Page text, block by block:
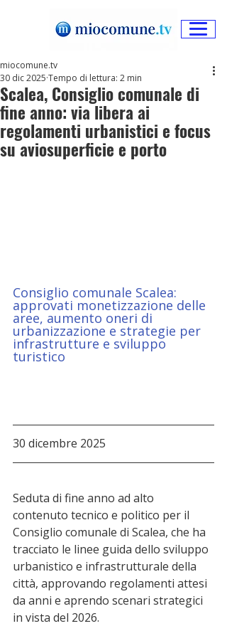
Scalea, Consiglio comunale di
fine anno: via libera ai
regolamenti urbanistici e focus
su aviosuperficie e porto
miocomune.tv
30 dic 2025 Tempo di lettura: 2 min
Consiglio comunale Scalea:
approvati monetizzazione delle
aree, aumento oneri di
urbanizzazione e strategie per
infrastrutture e sviluppo
turistico
30 dicembre 2025
Seduta di fine anno ad alto
contenuto tecnico e politico per il
Consiglio comunale di Scalea, che ha
tracciato le linee guida dello sviluppo
urbanistico e infrastrutturale della
città, approvando regolamenti attesi
da anni e aprendo scenari strategici
in vista del 2026.